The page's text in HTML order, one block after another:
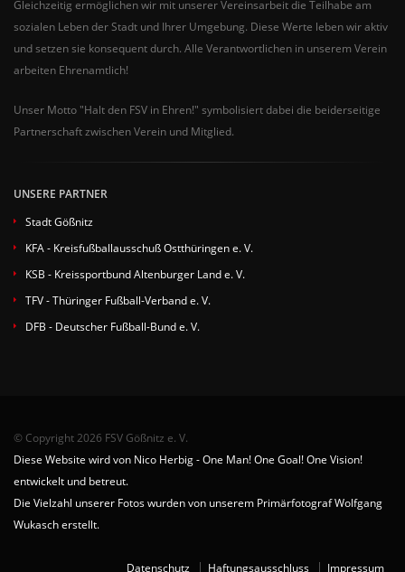
Gleichzeitig ermöglichen wir mit unserer Vereinsarbeit die Teilhabe am
sozialen Leben der Stadt und Ihrer Umgebung. Diese Werte leben wir aktiv
und setzen sie konsequent durch. Alle Verantwortlichen in unserem Verein
arbeiten Ehrenamtlich!
Unser Motto "Halt den FSV in Ehren!" symbolisiert dabei die beiderseitige
Partnerschaft zwischen Verein und Mitglied.
UNSERE PARTNER
Stadt Gößnitz
KFA - Kreisfußballausschuß Ostthüringen e. V.
KSB - Kreissportbund Altenburger Land e. V.
TFV - Thüringer Fußball-Verband e. V.
DFB - Deutscher Fußball-Bund e. V.
© Copyright 2026 FSV Gößnitz e. V.
Diese Website wird von Nico Herbig - One Man! One Goal! One Vision!
entwickelt und betreut.
Die Vielzahl unserer Fotos wurden von unserem Primärfotograf Wolfgang
Wukasch erstellt.
Datenschutz Haftungsausschluss Impressum